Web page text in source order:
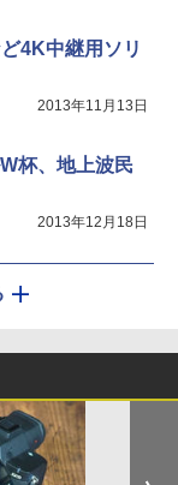
4K中継用ソリ
2013年11月13日
杯、地上波民
2013年12月18日